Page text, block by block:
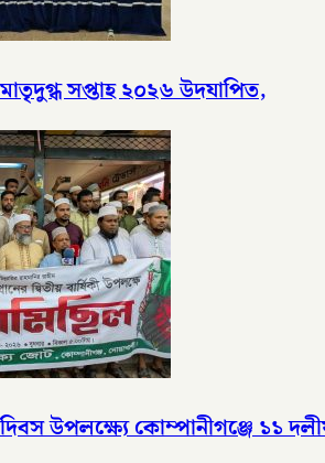
মাতৃদুগ্ধ সপ্তাহ ২০২৬ উদযাপিত,
উপলক্ষ্যে কোম্পানীগঞ্জে ১১